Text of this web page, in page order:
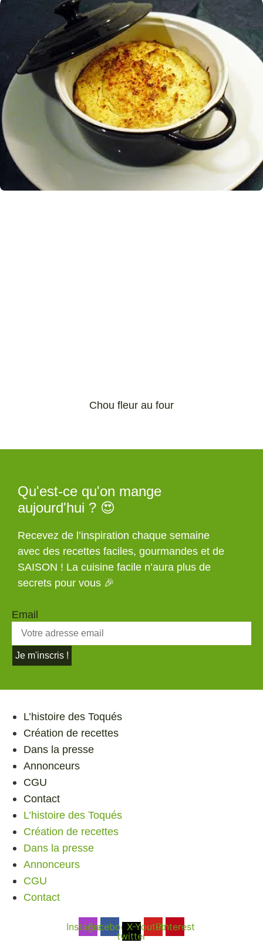
Chou fleur au four
Qu'est-ce qu'on mange
aujourd'hui ? 😍
Recevez de l’inspiration chaque semaine
avec des recettes faciles, gourmandes et de
SAISON ! La cuisine facile n’aura plus de
secrets pour vous 🎉
Email
Je m'inscris !
L’histoire des Toqués
Création de recettes
Dans la presse
Annonceurs
CGU
Contact
L’histoire des Toqués
Création de recettes
Dans la presse
Annonceurs
CGU
Contact
InstagramFacebookX-
twitter
YoutubePinterest